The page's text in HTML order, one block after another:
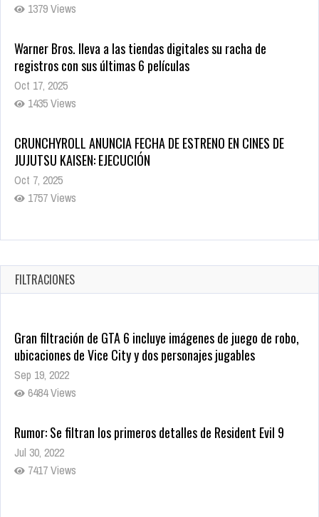
1435 Views
CRUNCHYROLL ANUNCIA FECHA DE ESTRENO EN CINES DE
JUJUTSU KAISEN: EJECUCIÓN
Oct 7, 2025
1757 Views
5 Películas de Terror Basadas en la Vida Real que te Helarán
la Sangre
Oct 22, 2025
1337 Views
Revive el terror: El conjuro 4: Últimos ritos ya está disponible
Oct 20, 2025
1379 Views
FILTRACIONES
Gran filtración de GTA 6 incluye imágenes de juego de robo,
ubicaciones de Vice City y dos personajes jugables
Sep 19, 2022
6484 Views
Rumor: Se filtran los primeros detalles de Resident Evil 9
Jul 30, 2022
7417 Views